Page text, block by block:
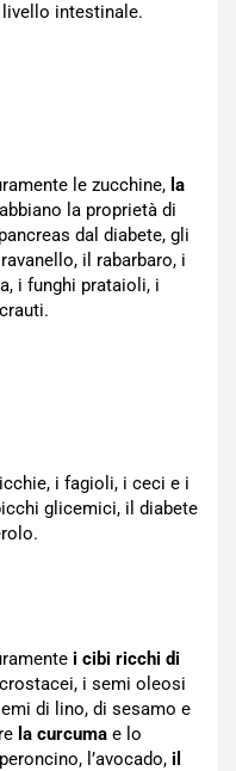
intestinale.
le zucchine, la
la proprietà di
dal diabete, gli
il rabarbaro, i
i funghi prataioli, i
i fagioli, i ceci e i
glicemici, il diabete
i cibi ricchi di
i semi oleosi
di lino, di sesamo e
la curcuma e lo
l’avocado, il